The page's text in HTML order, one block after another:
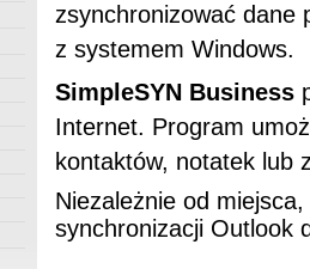
zsynchronizować dane
z systemem Windows.
SimpleSYN Business
Internet. Program
kontaktów, notatek lub
Niezależnie od miejsca,
synchronizacji Outlook